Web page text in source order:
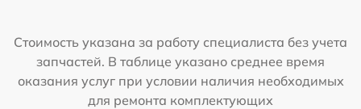
Стоимость указана за работу специалиста без учета
запчастей. В таблице указано среднее время
оказания услуг при условии наличия необходимых
для ремонта комплектующих